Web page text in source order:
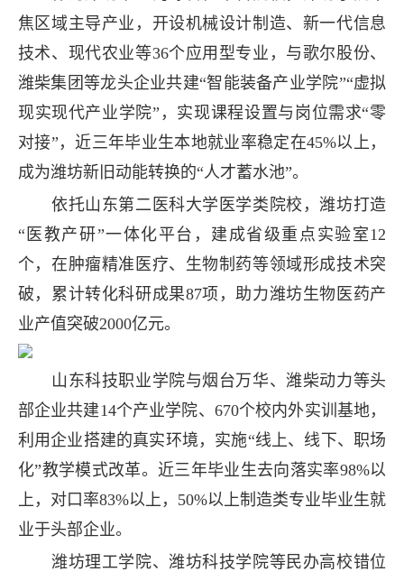
焦区域主导产业，开设机械设计制造、新一代信息
技术、现代农业等36个应用型专业，与歌尔股份、
潍柴集团等龙头企业共建“智能装备产业学院”“虚拟
现实现代产业学院”，实现课程设置与岗位需求“零
对接”，近三年毕业生本地就业率稳定在45%以上，
成为潍坊新旧动能转换的“人才蓄水池”。
依托山东第二医科大学医学类院校，潍坊打造
“医教产研”一体化平台，建成省级重点实验室12
个，在肿瘤精准医疗、生物制药等领域形成技术突
破，累计转化科研成果87项，助力潍坊生物医药产
业产值突破2000亿元。
山东科技职业学院与烟台万华、潍柴动力等头
部企业共建14个产业学院、670个校内外实训基地，
利用企业搭建的真实环境，实施“线上、线下、职场
化”教学模式改革。近三年毕业生去向落实率98%以
上，对口率83%以上，50%以上制造类专业毕业生就
业于头部企业。
潍坊理工学院、潍坊科技学院等民办高校错位